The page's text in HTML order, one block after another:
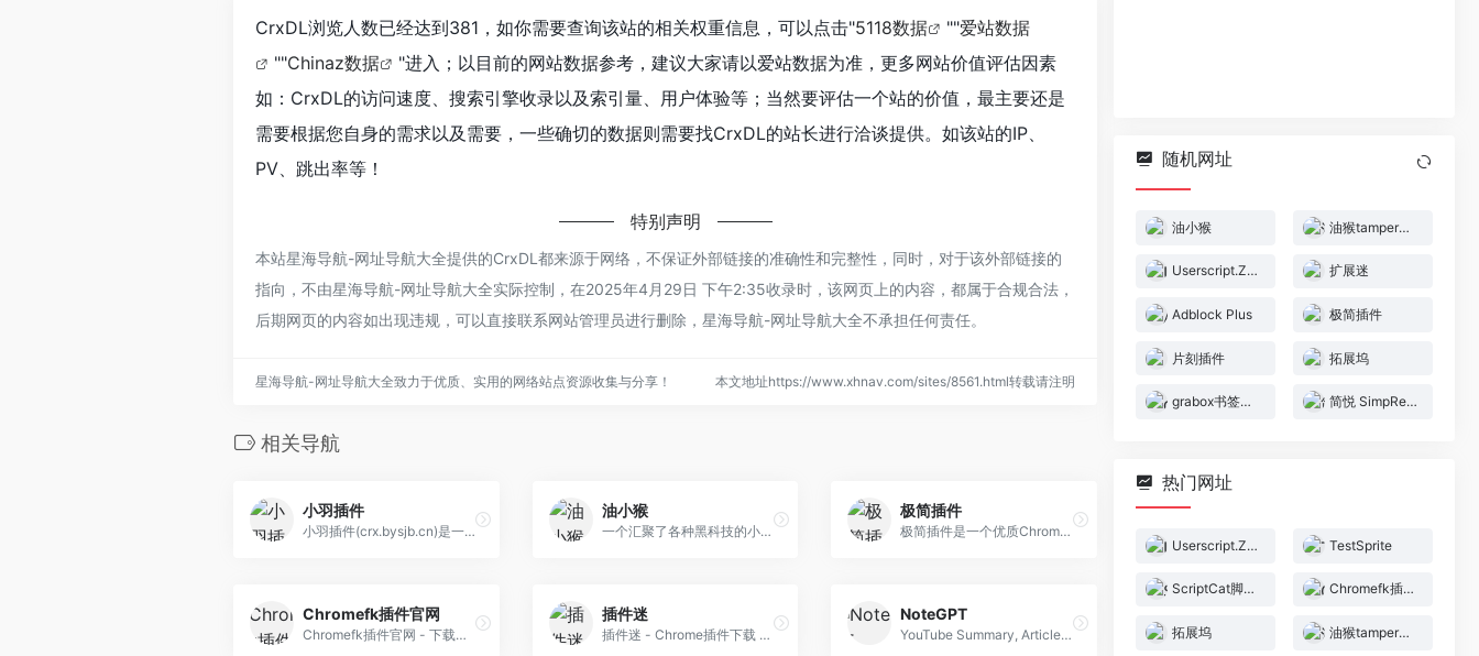
CrxDL浏览人数已经达到381，如你需要查询该站的相关权重信息，可以点击"5118数据 ""爱站数据
""Chinaz数据
"进入；以目前的网站数据参考，建议大家请以爱站数据为准，更多网站价值评估因素
如：CrxDL的访问速度、搜索引擎收录以及索引量、用户体验等；当然要评估一个站的价值，最主要还是
需要根据您自身的需求以及需要，一些确切的数据则需要找CrxDL的站长进行洽谈提供。如该站的IP、
PV、跳出率等！
特别声明
本站星海导航-网址导航大全提供的CrxDL都来源于网络，不保证外部链接的准确性和完整性，同时，对于该外部链接的
指向，不由星海导航-网址导航大全实际控制，在2025年4月29日 下午2:35收录时，该网页上的内容，都属于合规合法，
后期网页的内容如出现违规，可以直接联系网站管理员进行删除，星海导航-网址导航大全不承担任何责任。
星海导航-网址导航大全致力于优质、实用的网络站点资源收集与分享！ 本文地址https://www.xhnav.com/sites/8561.html转载请注明
相关导航
小羽插件
小羽插件(crx.bysjb.cn)是一个优质Chrome插件扩展收录下载网站，这里收录了海量热门好用的Chrome插件，国内最方便的插件下载网站。
油小猴
一个汇聚了各种黑科技的小站，更多黑科技请搜索公众号
极简插件
极简插件是一个优质Chrome插件扩展收录下载网站，收录热门好用的Chrome插件扩展，国内最方便的插件下载网站。
Chromefk插件官网
Chromefk插件官网 - 下载谷歌浏览器(Chrome)扩展插件CRX - Chrome浏览器应用商店
插件迷
插件迷 - Chrome插件下载 扩展推荐 crx下载
NoteGPT
YouTube Summary, Article Summary, AI Flashcards, and Notes with NoteGPT AI.
随机网址
油小猴 油猴tampermonkey
Userscript.Zone 扩展迷
Adblock Plus 极简插件
片刻插件 拓展坞
grabox书签插件 简悦 SimpRead
热门网址
Userscript.Zone TestSprite
ScriptCat脚本猫 Chromefk插件官网
拓展坞 油猴tampermonkey